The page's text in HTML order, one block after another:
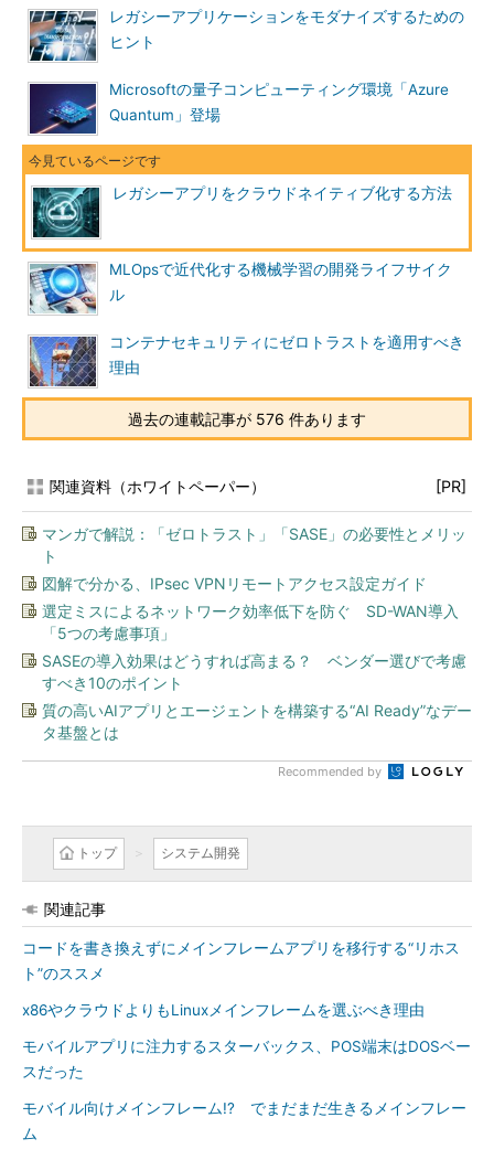
レガシーアプリケーションをモダナイズするための
ヒント
Microsoftの量子コンピューティング環境「Azure
Quantum」登場
レガシーアプリをクラウドネイティブ化する方法
MLOpsで近代化する機械学習の開発ライフサイク
ル
コンテナセキュリティにゼロトラストを適用すべき
理由
過去の連載記事が 576 件あります
関連資料（ホワイトペーパー） [PR]
マンガで解説：「ゼロトラスト」「SASE」の必要性とメリッ
ト
図解で分かる、IPsec VPNリモートアクセス設定ガイド
選定ミスによるネットワーク効率低下を防ぐ SD-WAN導入
「5つの考慮事項」
SASEの導入効果はどうすれば高まる？ ベンダー選びで考慮
すべき10のポイント
質の高いAIアプリとエージェントを構築する“AI Ready”なデー
タ基盤とは
Recommended by
トップ システム開発
関連記事
コードを書き換えずにメインフレームアプリを移行する“リホス
ト”のススメ
x86やクラウドよりもLinuxメインフレームを選ぶべき理由
モバイルアプリに注力するスターバックス、POS端末はDOSベー
スだった
モバイル向けメインフレーム!? でまだまだ生きるメインフレー
ム